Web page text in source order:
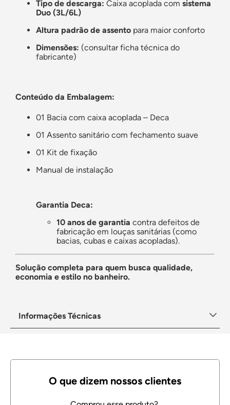
Tipo de descarga: Caixa acoplada com sistema
Duo (3L/6L)
Altura padrão de assento para maior conforto
Dimensões: (consultar ficha técnica do
fabricante)
Conteúdo da Embalagem:
01 Bacia com caixa acoplada – Deca
01 Assento sanitário com fechamento suave
01 Kit de fixação
Manual de instalação
Garantia Deca:
10 anos de garantia contra defeitos de
fabricação em louças sanitárias (como
bacias, cubas e caixas acopladas).
Solução completa para quem busca qualidade,
economia e estilo no banheiro.
Informações Técnicas